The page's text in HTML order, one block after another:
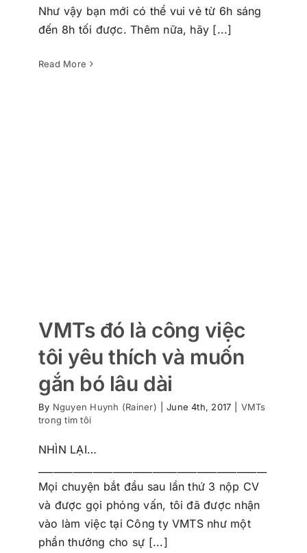
Như vậy bạn mới có thể vui vẻ từ 6h sáng
đến 8h tối được. Thêm nữa, hãy [...]
Read More
VMTs đó là công việc tôi yêu thích
và muốn gắn bó lâu dài
VMTs đó là công việc
tôi yêu thích và muốn
gắn bó lâu dài
By Nguyen Huynh (Rainer) June 4th, 2017
VMTs
trong tim tôi
NHÌN LẠI…
Mọi chuyện bắt đầu sau lần thứ 3 nộp CV
và được gọi phỏng vấn, tôi đã được nhận
vào làm việc tại Công ty VMTS như một
phần thưởng cho sự [...]
VMTs tập thể tiêu biểu về tình bạn,